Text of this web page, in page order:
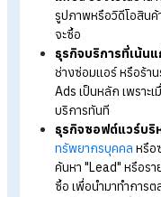
E-commerce
ภายในแอปพลิเค
ยอดขาย
ธุรกิจไหนบ้
ในขณะที่การแข่งขัน
มาหาเองอาจไม่ทัน